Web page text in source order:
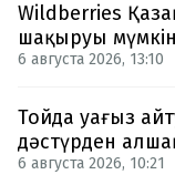
Wildberries
шақыруы
6 августа 2026, 13:10
Тойда уағыз
дәстүрден
6 августа 2026, 10:21